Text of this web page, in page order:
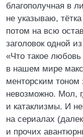
благополучная в
не указываю,
потом на всю
заголовок одной
«Что такое
в нашем мире
менторским тоном
невозможно. Мол,
и катаклизмы. И
на сериалах
и прочих